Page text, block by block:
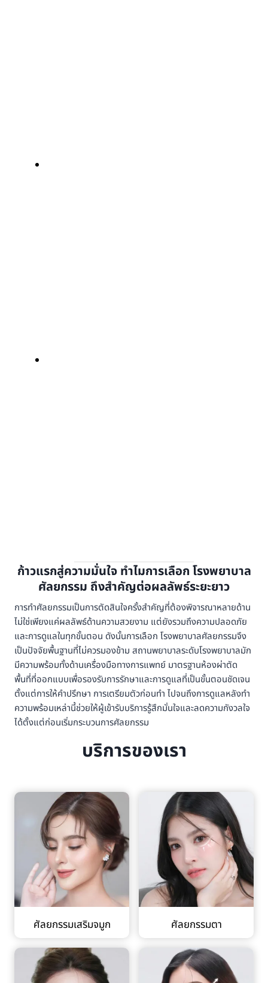
ก้าวแรกสู่ความมั่นใจ ทำไมการเลือก โรงพยาบาล
ศัลยกรรม ถึงสำคัญต่อผลลัพธ์ระยะยาว
การทำศัลยกรรมเป็นการตัดสินใจครั้งสำคัญที่ต้องพิจารณาหลายด้าน
ไม่ใช่เพียงแค่ผลลัพธ์ด้านความสวยงาม แต่ยังรวมถึงความปลอดภัย
และการดูแลในทุกขั้นตอน ดังนั้นการเลือก โรงพยาบาลศัลยกรรมจึง
เป็นปัจจัยพื้นฐานที่ไม่ควรมองข้าม สถานพยาบาลระดับโรงพยาบาลมัก
มีความพร้อมทั้งด้านเครื่องมือทางการแพทย์ มาตรฐานห้องผ่าตัด
พื้นที่ที่ออกแบบเพื่อรองรับการรักษาและการดูแลที่เป็นขั้นตอนชัดเจน
ตั้งแต่การให้คำปรึกษา การเตรียมตัวก่อนทำ ไปจนถึงการดูแลหลังทำ
ความพร้อมเหล่านี้ช่วยให้ผู้เข้ารับบริการรู้สึกมั่นใจและลดความกังวลใจ
ได้ตั้งแต่ก่อนเริ่มกระบวนการศัลยกรรม
บริการของเรา
ศัลยกรรมเสริมจมูก ศัลยกรรมตา